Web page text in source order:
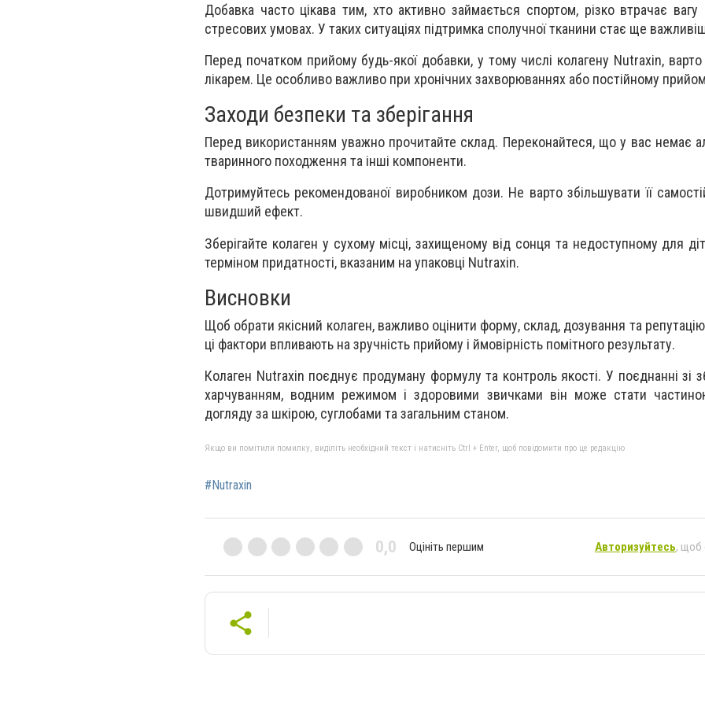
Добавка часто цікава тим, хто активно займається спортом, різко втрачає
стресових умовах. У таких ситуаціях підтримка сполучної тканини стає ще
Перед початком прийому будь-якої добавки, у тому числі колагену Nutraxin,
лікарем. Це особливо важливо при хронічних захворюваннях або постійному
Заходи безпеки та зберігання
Перед використанням уважно прочитайте склад. Переконайтеся, що у вас немає
тваринного походження та інші компоненти.
Дотримуйтесь рекомендованої виробником дози. Не варто збільшувати її
швидший ефект.
Зберігайте колаген у сухому місці, захищеному від сонця та недоступному для
терміном придатності, вказаним на упаковці Nutraxin.
Висновки
Щоб обрати якісний колаген, важливо оцінити форму, склад, дозування та
ці фактори впливають на зручність прийому і ймовірність помітного результату.
Колаген Nutraxin поєднує продуману формулу та контроль якості. У поєднанні зі
харчуванням, водним режимом і здоровими звичками він може стати
догляду за шкірою, суглобами та загальним станом.
Якщо ви помітили помилку, виділіть необхідний текст і натисніть Ctrl + Enter, щоб повідомити про це редакцію
#Nutraxin
0,0 Оцініть першим Авторизуйтесь, щоб